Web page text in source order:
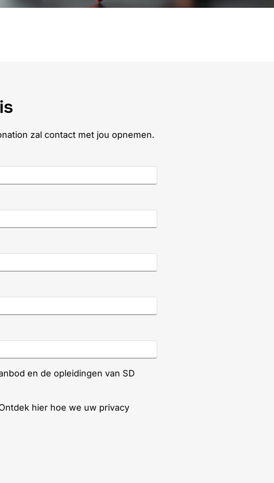
zal contact met jou opnemen.
en de opleidingen van SD
hier hoe we uw privacy